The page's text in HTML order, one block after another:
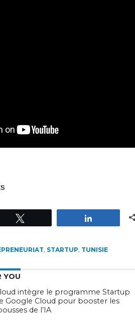
, STARTUP, TUNISIE
YOU
intègre le programme Startup
Google Cloud pour booster les
de l’IA